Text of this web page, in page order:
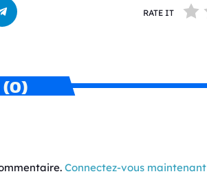
RATE IT
(0)
Connectez-vous maintenant